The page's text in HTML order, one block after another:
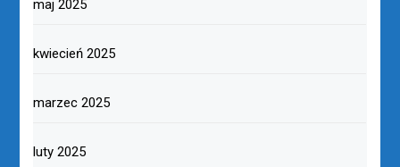
maj 2025
kwiecień 2025
marzec 2025
luty 2025